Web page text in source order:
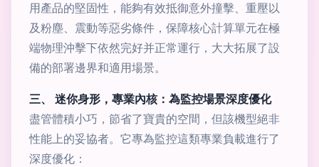
用產品的堅固性，能夠有效抵御意外撞擊、重壓以
及粉塵、震動等惡劣條件，保障核心計算單元在極
端物理沖擊下依然完好并正常運行，大大拓展了設
備的部署邊界和適用場景。
三、 迷你身形，專業內核：為監控場景深度優化
盡管體積小巧，節省了寶貴的空間，但該機型絕非
性能上的妥協者。它專為監控這類專業負載進行了
深度優化：